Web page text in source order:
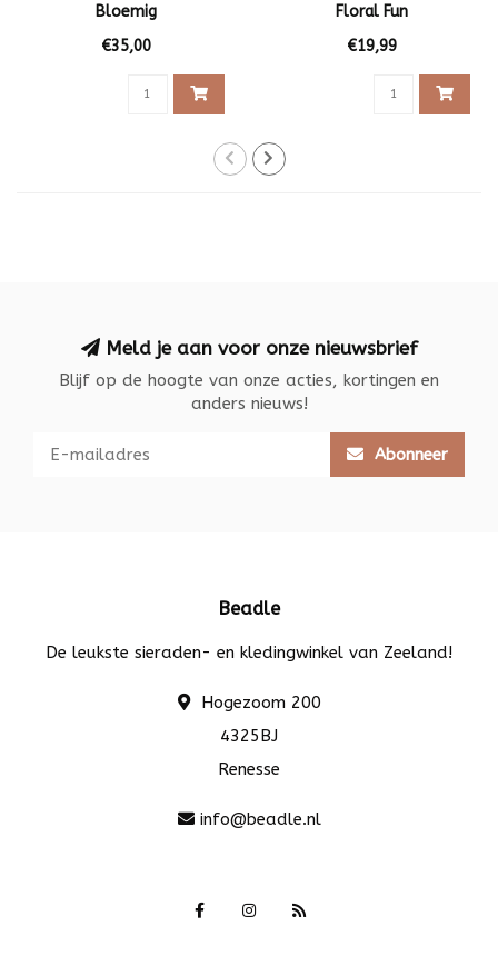
Bloemig
€35,00
Floral Fun
€19,99
Meld je aan voor onze nieuwsbrief
Blijf op de hoogte van onze acties, kortingen en
anders nieuws!
Abonneer
Beadle
De leukste sieraden- en kledingwinkel van Zeeland!
Hogezoom 200
4325BJ
Renesse
info@beadle.nl